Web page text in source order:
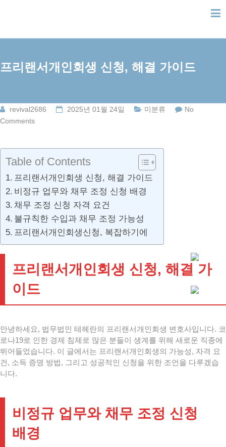
content
프리랜서개인회생 신청, 해결 가이드
revival2686 2025년 01월 24일 미분류
No
Comments
Table of Contents
프리랜서개인회생 신청, 해결 가이드
비정규 업무와 채무 조정 신청 배경
채무 조정 신청 자격 요건
불규칙한 수입과 채무 조정 가능성
프리랜서개인회생신청, 복잡하기에
프리랜서개인회생 신청, 해결 가
이드
안녕하세요, 법무법인 테헤란의 프리랜서개인회생 변호사입니다. 코
로나19로 인한 경제 침체로 많은 분들이 생계를 위해 새로운 직종에
뛰어들었습니다. 이 글에서는 프리랜서개인회생의 가능성, 자격 요
건, 소득 증명 방법, 그리고 성공적인 신청을 위한 조언을 다루겠습
니다.
비정규 업무와 채무 조정 신청
배경